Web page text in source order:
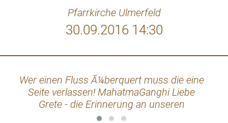
Pfarrkirche Ulmerfeld
30.09.2016 14:30
Wer einen Fluss Ã¼berquert muss die eine
Seite verlassen! MahatmaGanghi Liebe
Grete - die Erinnerung an unseren
Nachbarn Otto bleibt ! Aufrichtige